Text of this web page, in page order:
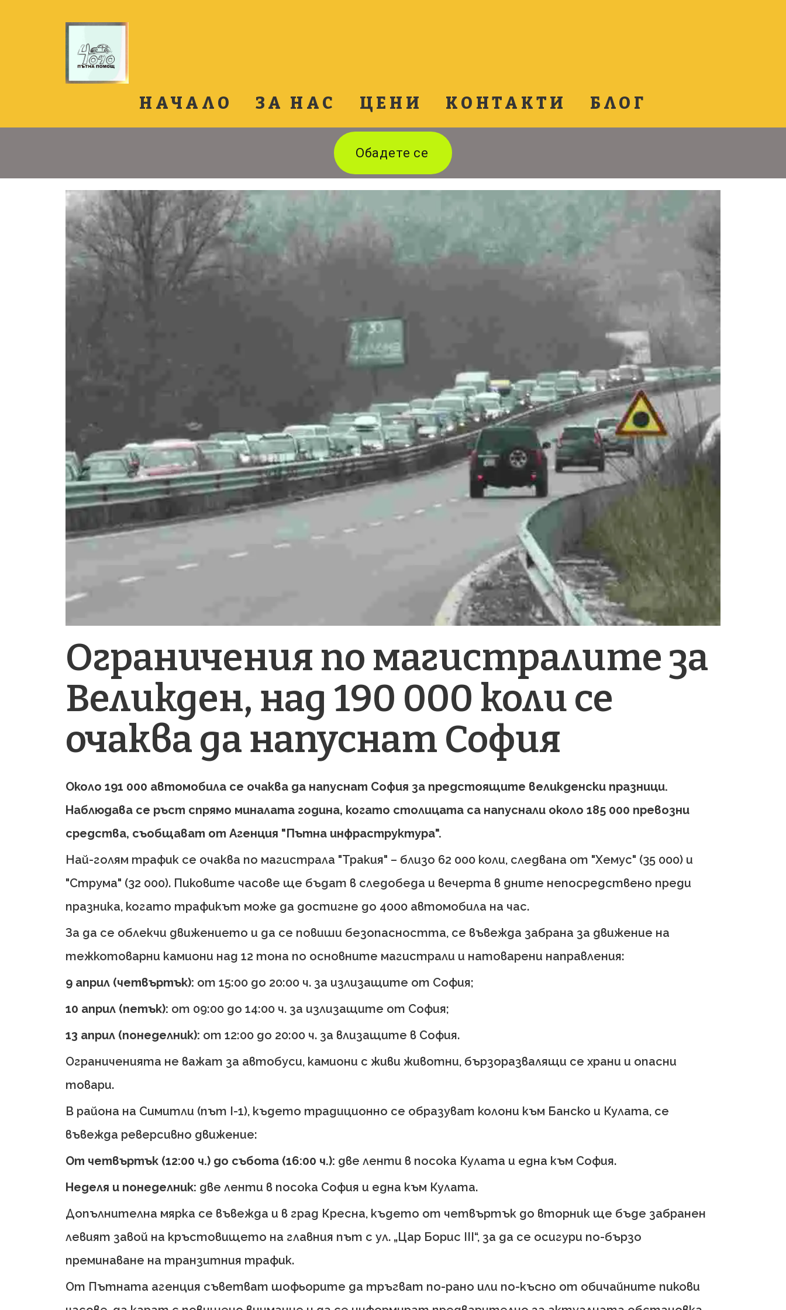
НАЧАЛО ЗА НАС ЦЕНИ КОНТАКТИ БЛОГ
Обадете се
Ограничения по магистралите за
Великден, над 190 000 коли се
очаква да напуснат София
Около 191 000 автомобила се очаква да напуснат София за предстоящите великденски празници.
Наблюдава се ръст спрямо миналата година, когато столицата са напуснали около 185 000 превозни
средства, съобщават от Агенция "Пътна инфраструктура".
Най-голям трафик се очаква по магистрала "Тракия" – близо 62 000 коли, следвана от "Хемус" (35 000) и
"Струма" (32 000). Пиковите часове ще бъдат в следобеда и вечерта в дните непосредствено преди
празника, когато трафикът може да достигне до 4000 автомобила на час.
За да се облекчи движението и да се повиши безопасността, се въвежда забрана за движение на
тежкотоварни камиони над 12 тона по основните магистрали и натоварени направления:
9 април (четвъртък): от 15:00 до 20:00 ч. за излизащите от София;
10 април (петък): от 09:00 до 14:00 ч. за излизащите от София;
13 април (понеделник): от 12:00 до 20:00 ч. за влизащите в София.
Ограниченията не важат за автобуси, камиони с живи животни, бързоразвалящи се храни и опасни
товари.
В района на Симитли (път I-1), където традиционно се образуват колони към Банско и Кулата, се
въвежда реверсивно движение:
От четвъртък (12:00 ч.) до събота (16:00 ч.): две ленти в посока Кулата и една към София.
Неделя и понеделник: две ленти в посока София и една към Кулата.
Допълнителна мярка се въвежда и в град Кресна, където от четвъртък до вторник ще бъде забранен
левият завой на кръстовището на главния път с ул. „Цар Борис III“, за да се осигури по-бързо
преминаване на транзитния трафик.
От Пътната агенция съветват шофьорите да тръгват по-рано или по-късно от обичайните пикови